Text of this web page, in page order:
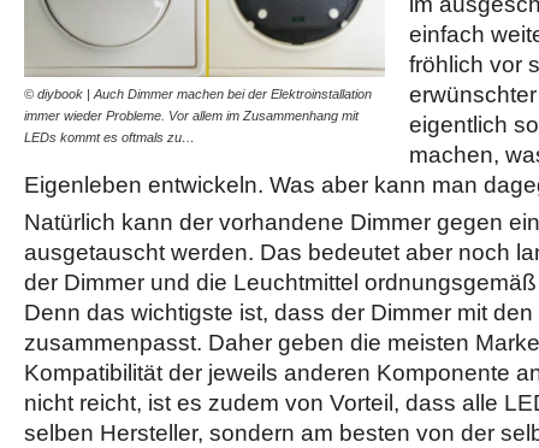
© diybook | Auch Dimmer machen bei der Elektroinstallation
immer wieder Probleme. Vor allem im Zusammenhang mit
LEDs kommt es oftmals zu…
einfach
fröhlich vor
eigentlich
machen,
Eigenleben entwickeln. Was aber kann man
Natürlich kann der vorhandene Dimmer gegen
ausgetauscht werden. Das bedeutet aber noch
der Dimmer und die Leuchtmittel
Denn das wichtigste ist, dass der Dimmer mit
zusammenpasst. Daher geben die meisten
Kompatibilität der jeweils anderen Komponente
nicht reicht, ist es zudem von Vorteil, dass alle
selben Hersteller, sondern am besten von der